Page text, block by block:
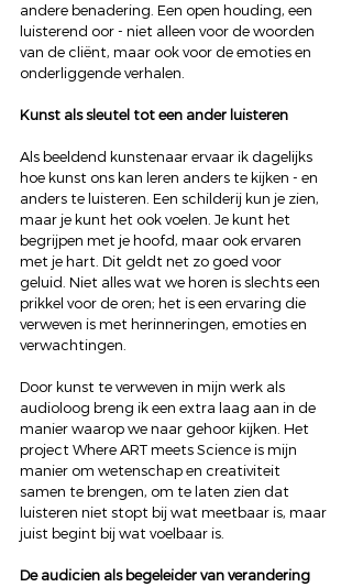
andere benadering. Een open houding, een
luisterend oor - niet alleen voor de woorden
van de cliënt, maar ook voor de emoties en
onderliggende verhalen.
Kunst als sleutel tot een ander luisteren
Als beeldend kunstenaar ervaar ik dagelijks
hoe kunst ons kan leren anders te kijken - en
anders te luisteren. Een schilderij kun je zien,
maar je kunt het ook voelen. Je kunt het
begrijpen met je hoofd, maar ook ervaren
met je hart. Dit geldt net zo goed voor
geluid. Niet alles wat we horen is slechts een
prikkel voor de oren; het is een ervaring die
verweven is met herinneringen, emoties en
verwachtingen.
Door kunst te verweven in mijn werk als
audioloog breng ik een extra laag aan in de
manier waarop we naar gehoor kijken. Het
project Where ART meets Science is mijn
manier om wetenschap en creativiteit
samen te brengen, om te laten zien dat
luisteren niet stopt bij wat meetbaar is, maar
juist begint bij wat voelbaar is.
De audicien als begeleider van verandering